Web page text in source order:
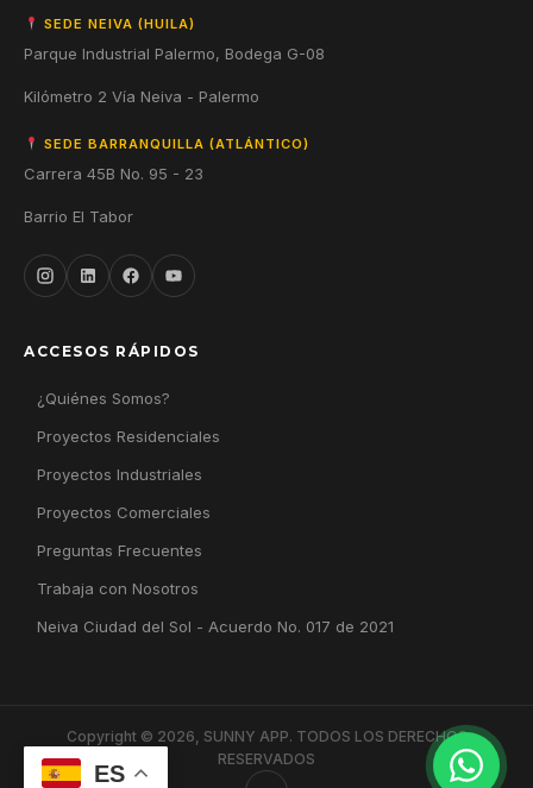
SEDE NEIVA (HUILA)
Parque Industrial Palermo, Bodega G-08
Kilómetro 2 Vía Neiva - Palermo
SEDE BARRANQUILLA (ATLÁNTICO)
Carrera 45B No. 95 - 23
Barrio El Tabor
ACCESOS RÁPIDOS
¿Quiénes Somos?
Proyectos Residenciales
Proyectos Industriales
Proyectos Comerciales
Preguntas Frecuentes
Trabaja con Nosotros
Neiva Ciudad del Sol - Acuerdo No. 017 de 2021
Copyright © 2026, SUNNY APP. TODOS LOS DERECHOS
RESERVADOS
ES